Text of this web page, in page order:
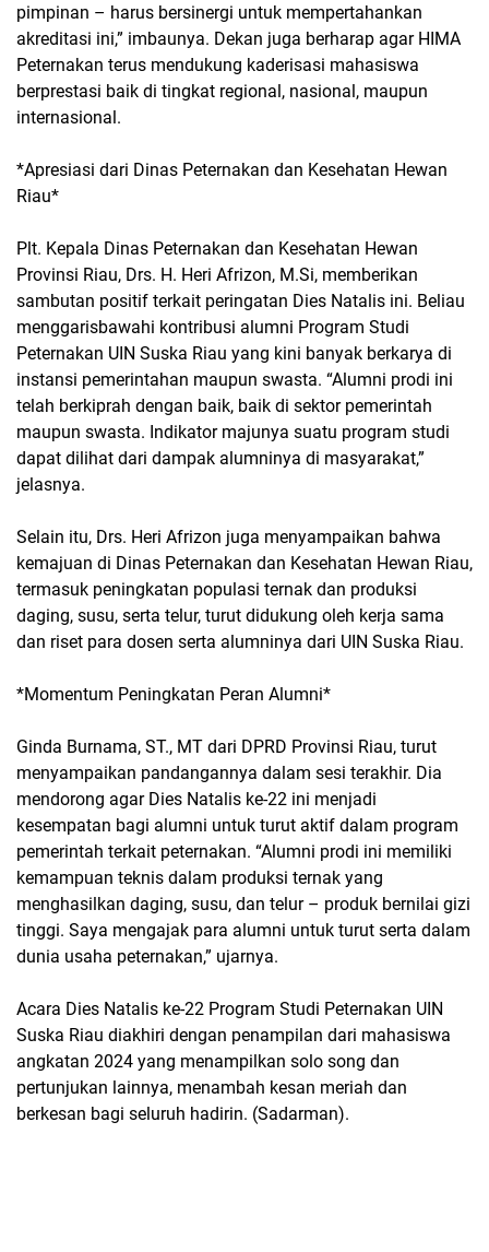
pimpinan – harus bersinergi untuk mempertahankan
akreditasi ini,” imbaunya. Dekan juga berharap agar HIMA
Peternakan terus mendukung kaderisasi mahasiswa
berprestasi baik di tingkat regional, nasional, maupun
internasional.
*Apresiasi dari Dinas Peternakan dan Kesehatan Hewan
Riau*
Plt. Kepala Dinas Peternakan dan Kesehatan Hewan
Provinsi Riau, Drs. H. Heri Afrizon, M.Si, memberikan
sambutan positif terkait peringatan Dies Natalis ini. Beliau
menggarisbawahi kontribusi alumni Program Studi
Peternakan UIN Suska Riau yang kini banyak berkarya di
instansi pemerintahan maupun swasta. “Alumni prodi ini
telah berkiprah dengan baik, baik di sektor pemerintah
maupun swasta. Indikator majunya suatu program studi
dapat dilihat dari dampak alumninya di masyarakat,”
jelasnya.
Selain itu, Drs. Heri Afrizon juga menyampaikan bahwa
kemajuan di Dinas Peternakan dan Kesehatan Hewan Riau,
termasuk peningkatan populasi ternak dan produksi
daging, susu, serta telur, turut didukung oleh kerja sama
dan riset para dosen serta alumninya dari UIN Suska Riau.
*Momentum Peningkatan Peran Alumni*
Ginda Burnama, ST., MT dari DPRD Provinsi Riau, turut
menyampaikan pandangannya dalam sesi terakhir. Dia
mendorong agar Dies Natalis ke-22 ini menjadi
kesempatan bagi alumni untuk turut aktif dalam program
pemerintah terkait peternakan. “Alumni prodi ini memiliki
kemampuan teknis dalam produksi ternak yang
menghasilkan daging, susu, dan telur – produk bernilai gizi
tinggi. Saya mengajak para alumni untuk turut serta dalam
dunia usaha peternakan,” ujarnya.
Acara Dies Natalis ke-22 Program Studi Peternakan UIN
Suska Riau diakhiri dengan penampilan dari mahasiswa
angkatan 2024 yang menampilkan solo song dan
pertunjukan lainnya, menambah kesan meriah dan
berkesan bagi seluruh hadirin. (Sadarman).